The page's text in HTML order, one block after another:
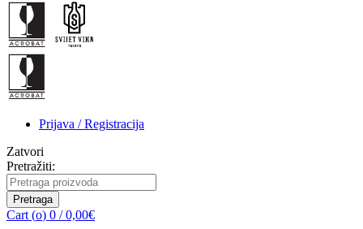
Prijava / Registracija
Zatvori
Pretražiti:
Pretraga
Cart (o) 0 / 0,00€